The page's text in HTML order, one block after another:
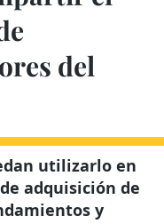
del
utilizarlo en
adquisición de
y